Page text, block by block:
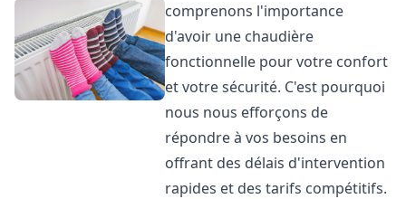
comprenons l'importance
d'avoir une chaudière
fonctionnelle pour votre confort
et votre sécurité. C'est pourquoi
nous nous efforçons de
répondre à vos besoins en
offrant des délais d'intervention
rapides et des tarifs compétitifs.